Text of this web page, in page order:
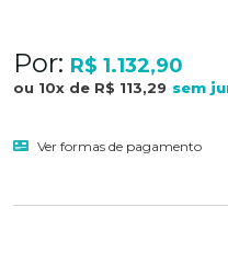
Por: R$ 1.132,90
ou 10x de R$ 113,29
Ver formas de pagamento